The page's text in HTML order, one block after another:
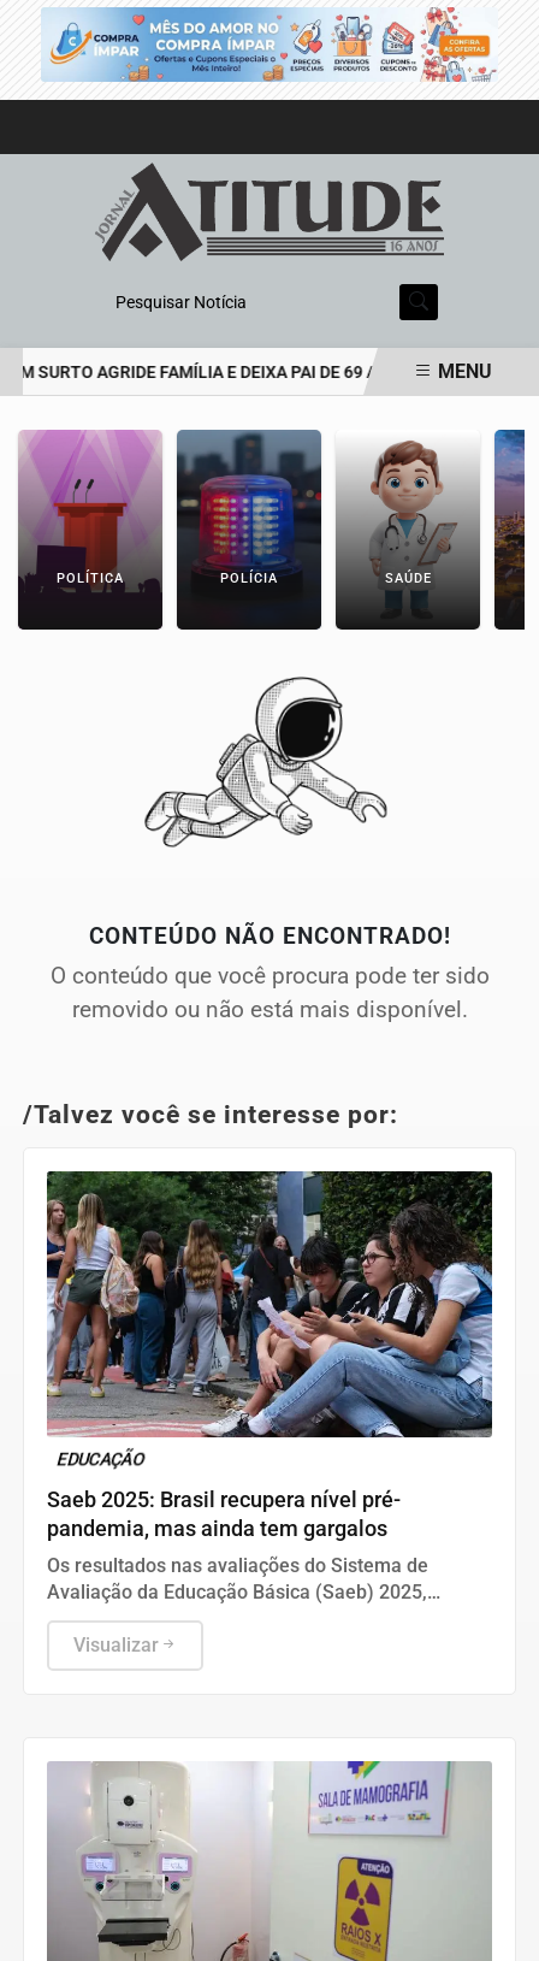
Pesquisar Notícia
SURTO AGRIDE FAMÍLIA E DEIXA PAI DE 69 ANOS EM ESTADO
MENU
POLÍTICA POLÍCIA SAÚDE
CONTEÚDO NÃO ENCONTRADO!
O conteúdo que você procura pode ter sido
removido ou não está mais disponível.
/Talvez você se interesse por:
EDUCAÇÃO
Saeb 2025: Brasil recupera nível pré-
pandemia, mas ainda tem gargalos
Os resultados nas avaliações do Sistema de
Avaliação da Educação Básica (Saeb) 2025,
divulgados nesta quarta-feira (5) pelo Ministério da
Educação (MEC), em Brasília, mostram que, apesar
da consistente melhora dos indicadores de
Visualizar